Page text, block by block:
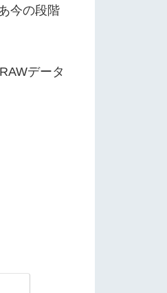
今の段階
データ